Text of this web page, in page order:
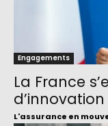
Engagements
La France
L'assurance en